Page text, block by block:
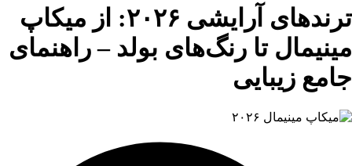
ترندهای آرایشی ۲۰۲۶: از میکاپ
مینیمال تا رنگ‌های بولد – راهنمای
جامع زیبایی